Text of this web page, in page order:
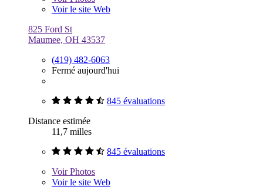
Voir le site Web
825 Ford St
Maumee, OH 43537
(419) 482-6063
Fermé aujourd'hui
845 évaluations
Distance estimée
11,7 milles
845 évaluations
VoirPhotos
Voir le site Web